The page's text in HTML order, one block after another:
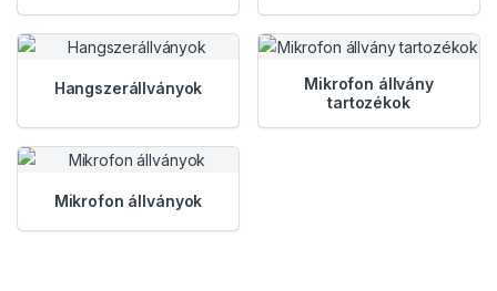
Hangszerállványok
Mikrofon állvány
tartozékok
Mikrofon állványok